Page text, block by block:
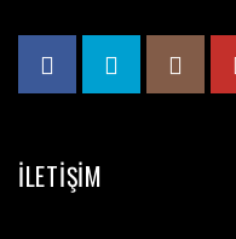
İLETIŞIM